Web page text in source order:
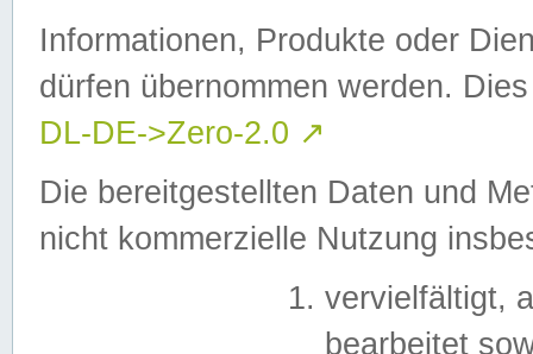
Informationen, Produkte oder
dürfen übernommen werden.
DL-DE->Zero-2.0 ↗
Die bereitgestellten Daten und
nicht kommerzielle Nutzung
vervielfältigt,
bearbeitet